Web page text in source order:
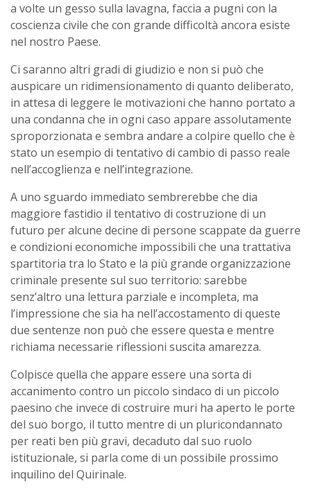
a volte un gesso sulla lavagna, faccia a pugni con la
coscienza civile che con grande difficoltà ancora esiste
nel nostro Paese.
Ci saranno altri gradi di giudizio e non si può che
auspicare un ridimensionamento di quanto deliberato,
in attesa di leggere le motivazioni che hanno portato a
una condanna che in ogni caso appare assolutamente
sproporzionata e sembra andare a colpire quello che è
stato un esempio di tentativo di cambio di passo reale
nell’accoglienza e nell’integrazione.
A uno sguardo immediato sembrerebbe che dia
maggiore fastidio il tentativo di costruzione di un
futuro per alcune decine di persone scappate da guerre
e condizioni economiche impossibili che una trattativa
spartitoria tra lo Stato e la più grande organizzazione
criminale presente sul suo territorio: sarebbe
senz’altro una lettura parziale e incompleta, ma
l’impressione che sia ha nell’accostamento di queste
due sentenze non può che essere questa e mentre
richiama necessarie riflessioni suscita amarezza.
Colpisce quella che appare essere una sorta di
accanimento contro un piccolo sindaco di un piccolo
paesino che invece di costruire muri ha aperto le porte
del suo borgo, il tutto mentre di un pluricondannato
per reati ben più gravi, decaduto dal suo ruolo
istituzionale, si parla come di un possibile prossimo
inquilino del Quirinale.